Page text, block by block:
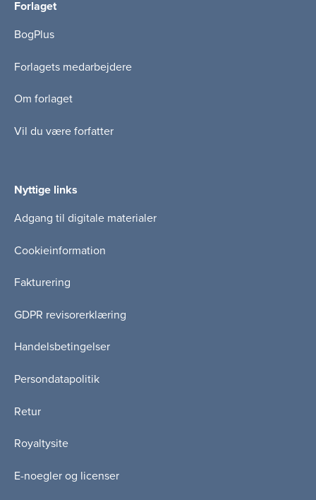
Forlaget
BogPlus
Forlagets medarbejdere
Om forlaget
Vil du være forfatter
Nyttige links
Adgang til digitale materialer
Cookieinformation
Fakturering
GDPR revisorerklæring
Handelsbetingelser
Persondatapolitik
Retur
Royaltysite
E-noegler og licenser